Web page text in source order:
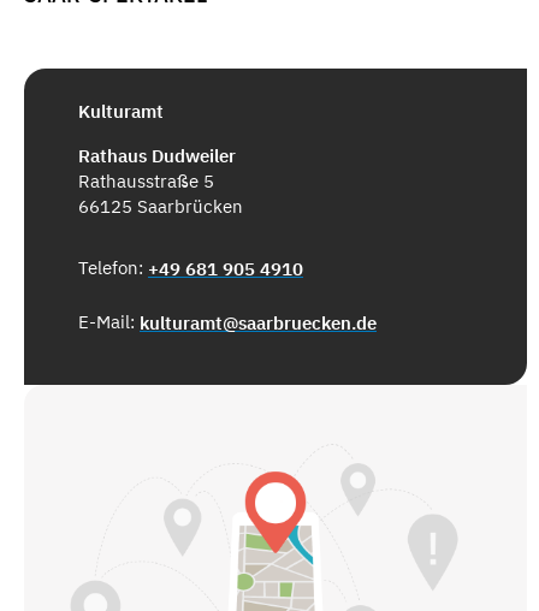
Kulturamt
Rathaus Dudweiler
Rathausstraße 5
66125 Saarbrücken
Telefon: +49 681 905 4910
E-Mail: kulturamt@saarbruecken.de